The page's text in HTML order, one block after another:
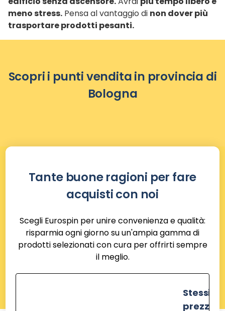
meno stress. Pensa al vantaggio di non dover più
trasportare prodotti pesanti.
Scopri i punti vendita in provincia di
Bologna
Tante buone ragioni per fare
acquisti con noi
Scegli Eurospin per unire convenienza e qualità:
risparmia ogni giorno su un'ampia gamma di
prodotti selezionati con cura per offrirti sempre
il meglio.
Stessi
prezzi